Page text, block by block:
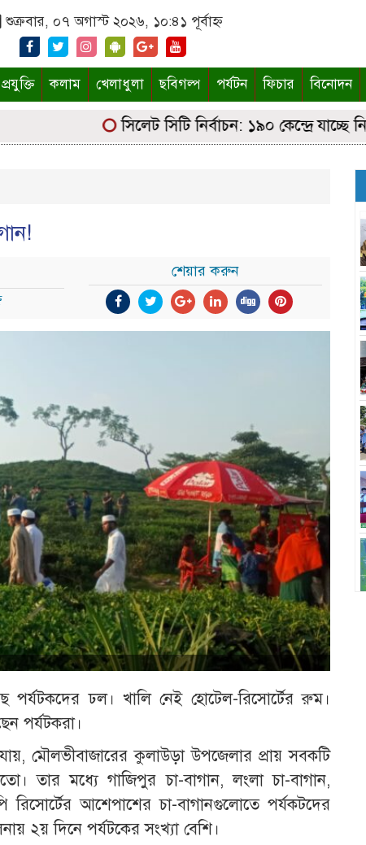
শুক্রবার, ০৭ অগাস্ট ২০২৬, ১০:৪১ পূর্বাহ্ন
কলাম খেলাধুলা ছবিগল্প পর্যটন ফিচার বিনোদন
সিলেট সিটি নির্বাচন: ১৯০ কেন্দ্রে যাচ্ছে
শেয়ার করুন
পর্যটকদের ঢল। খালি নেই হোটেল-রিসোর্টের রুম।
পর্যটকরা।
মৌলভীবাজারের কুলাউড়া উপজেলার প্রায় সবকটি
তার মধ্যে গাজিপুর চা-বাগান, লংলা চা-বাগান,
রিসোর্টের আশেপাশের চা-বাগানগুলোতে পর্যকটদের
২য় দিনে পর্যটকের সংখ্যা বেশি।